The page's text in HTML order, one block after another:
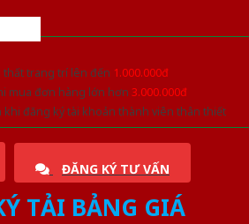
thất trang trí lên đến 1.000.000đ
mua đơn hàng lớn hơn 3.000.000đ
khi đăng ký tài khoản thành viên thân thiết
ĐĂNG KÝ TƯ VẤN
TẢI BẢNG GIÁ